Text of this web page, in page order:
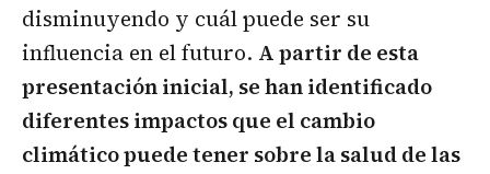
disminuyendo y cuál puede ser su
influencia en el futuro. A partir de esta
presentación inicial, se han identificado
diferentes impactos que el cambio
climático puede tener sobre la salud de las